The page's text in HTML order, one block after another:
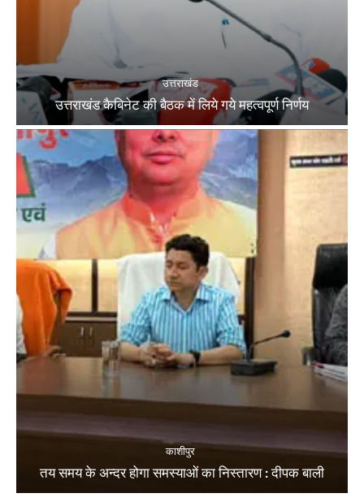
उत्तराखंड
उत्तराखंड कैबिनेट की बैठक में लिये गये महत्वपूर्ण निर्णय
काशीपुर
तय समय के अन्दर होगा समस्याओं का निस्तारण : दीपक बाली